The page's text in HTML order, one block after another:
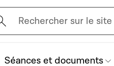
l'écran de recherche
Rechercher sur le
Séances et documents